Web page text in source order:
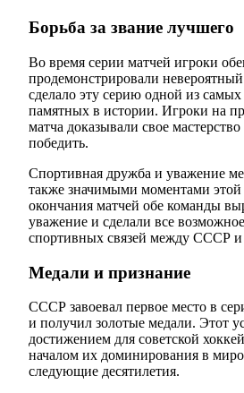
Борьба за звание лучшего
Во время серии матчей игроки
продемонстрировали
сделало эту серию одной из
памятных в истории. Игроки на
матча доказывали свое
победить.
Спортивная дружба и уважение
также значимыми моментами
окончания матчей обе команды
уважение и сделали все
спортивных связей между СССР
Медали и признание
СССР завоевал первое место в
и получил золотые медали. Этот
достижением для советской
началом их доминирования в
следующие десятилетия.